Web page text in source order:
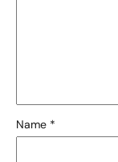
Name *